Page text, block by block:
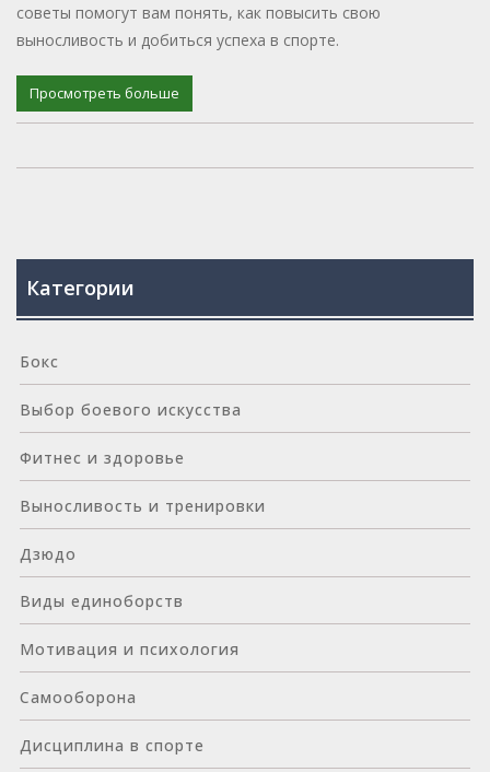
советы помогут вам понять, как повысить свою
выносливость и добиться успеха в спорте.
Просмотреть больше
Категории
Бокс
Выбор боевого искусства
Фитнес и здоровье
Выносливость и тренировки
Дзюдо
Виды единоборств
Мотивация и психология
Самооборона
Дисциплина в спорте